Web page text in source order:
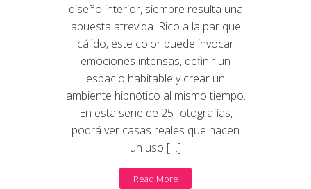
diseño interior, siempre resulta una
apuesta atrevida. Rico a la par que
cálido, este color puede invocar
emociones intensas, definir un
espacio habitable y crear un
ambiente hipnótico al mismo tiempo.
En esta serie de 25 fotografías,
podrá ver casas reales que hacen
un uso […]
Read More